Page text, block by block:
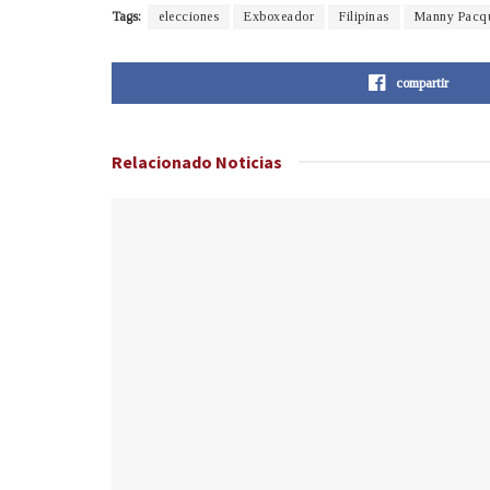
Tags: elecciones Exboxeador Filipinas Manny
compartir
Relacionado Noticias